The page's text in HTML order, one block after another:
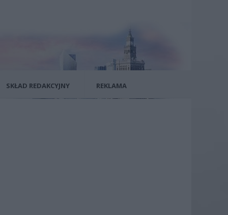
SKŁAD REDAKCYJNY REKLAMA